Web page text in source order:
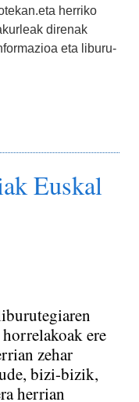
herriko
direnak
eta liburu-
Euskal
ere
zehar
bizi-bizik,
herrian